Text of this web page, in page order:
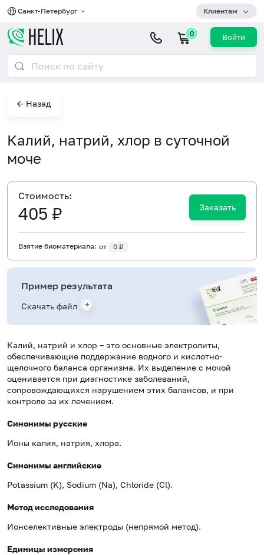
Санкт-Петербург Клиентам
0 Войти
← Назад
Калий, натрий, хлор в суточной
моче
Калий, натрий и хлор – это основные электролиты,
обеспечивающие поддержание водного и кислотно-
щелочного баланса организма. Их выделение с мочой
оценивается при диагностике заболеваний,
сопровождающихся нарушением этих балансов, и при
контроле за их лечением.
Синонимы русские
Ионы калия, натрия, хлора.
Синонимы английские
Potassium (K), Sodium (Na), Chloride (Cl).
Метод исследования
Ионселективные электроды (непрямой метод).
Единицы измерения
Cтоимость:
405 ₽ Заказать
Взятие биоматериала: от 0 ₽
Пример результата
Скачать файл